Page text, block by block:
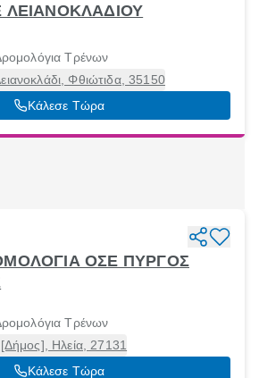
ΛΕΙΑΝΟΚΛΑΔΙΟΥ
Τρένων
Φθιώτιδα, 35150
Κάλεσε Τώρα
ΟΣΕ ΠΥΡΓΟΣ
Τρένων
Ηλεία, 27131
Κάλεσε Τώρα